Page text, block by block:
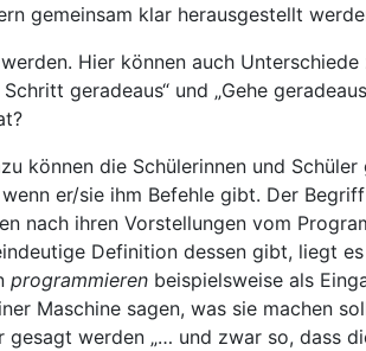
gemeinsam klar herausgestellt
Hier können auch Unterschiede
geradeaus“ und „Gehe
können die Schülerinnen und
er/sie ihm Befehle gibt. Der
nach ihren Vorstellungen vom
Definition dessen gibt, liegt
programmieren beispielsweise als
Maschine sagen, was sie machen
werden „… und zwar so, dass